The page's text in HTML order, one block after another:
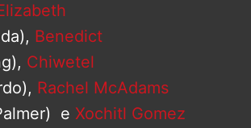
Benedict
Chiwetel
Rachel McAdams
e Xochitl Gomez